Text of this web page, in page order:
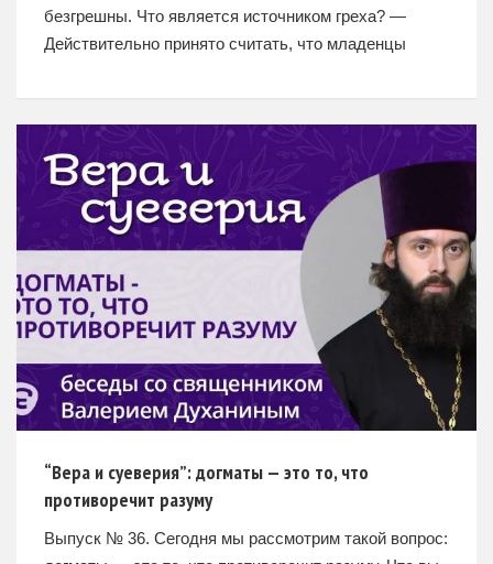
безгрешны. Что является источником греха? —
Действительно принято считать, что младенцы
Каждый человек
“Вера и суеверия”: догматы — это то, что
противоречит разуму
Выпуск № 36. Сегодня мы рассмотрим такой вопрос: